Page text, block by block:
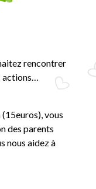
rencontrer
actions…
vous
des parents
nous aidez à